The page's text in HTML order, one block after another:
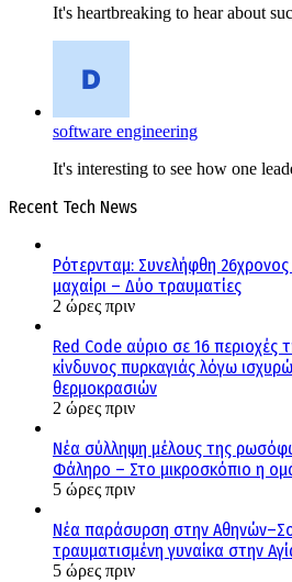
It's heartbreaking to hear about
software engineering
It's interesting to see how one
Recent Tech News
Ρότερνταμ: Συνελήφθη 26χρονος
μαχαίρι – Δύο τραυματίες
2 ώρες πριν
Red Code αύριο σε 16
κίνδυνος πυρκαγιάς λόγω
θερμοκρασιών
2 ώρες πριν
Νέα σύλληψη μέλους της
Φάληρο – Στο μικροσκόπιο η
5 ώρες πριν
Νέα παράσυρση στην
τραυματισμένη γυναίκα στην
5 ώρες πριν